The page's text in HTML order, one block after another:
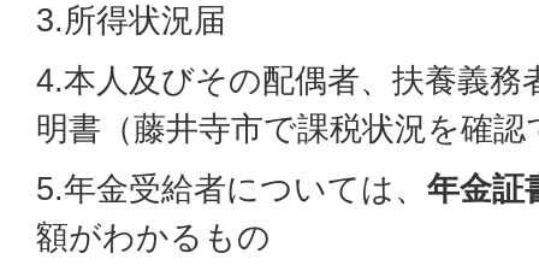
3.所得状況届
4.本人及びその配偶者、扶養義務
明書（藤井寺市で課税状況を確
5.年金受給者については、 年金証
額がわかるもの